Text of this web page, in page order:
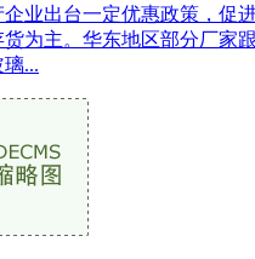
企业出台一定优惠政策，促
货为主。华东地区部分厂家
璃...